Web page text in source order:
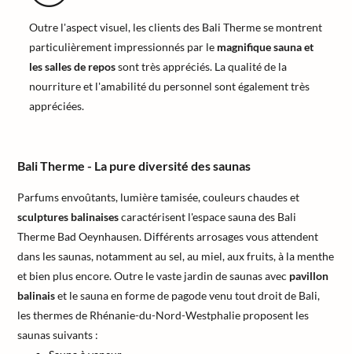
Outre l'aspect visuel, les clients des Bali Therme se montrent
particulièrement impressionnés par le magnifique sauna et
les salles de repossont très appréciés. La qualité de la
nourriture et l'amabilité du personnel sont également très
appréciées.
Bali Therme - La pure diversité des saunas
Parfums envoûtants, lumière tamisée, couleurs chaudes et
sculptures balinaisescaractérisent l'espace sauna des Bali
Therme Bad Oeynhausen. Différents arrosages vous attendent
dans les saunas, notamment au sel, au miel, aux fruits, à la menthe
et bien plus encore. Outre le vaste jardin de saunas avec pavillon
balinaiset le sauna en forme de pagode venu tout droit de Bali,
les thermes de Rhénanie-du-Nord-Westphalie proposent les
saunas suivants :